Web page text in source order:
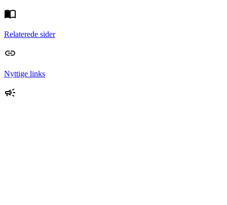
Relaterede sider
Nyttige links